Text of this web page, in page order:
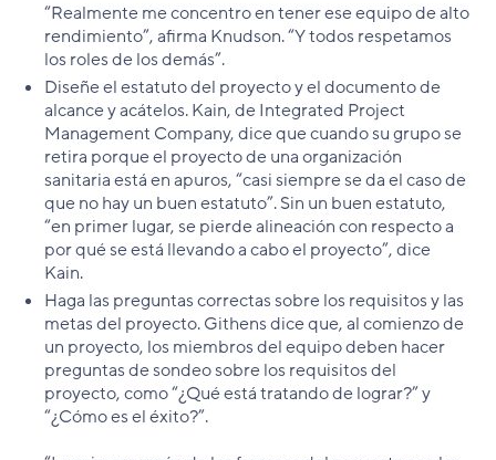
“Realmente me concentro en tener ese equipo de alto
rendimiento”, afirma Knudson. “Y todos respetamos
los roles de los demás”.
Diseñe el estatuto del proyecto y el documento de
alcance y acátelos. Kain, de Integrated Project
Management Company, dice que cuando su grupo se
retira porque el proyecto de una organización
sanitaria está en apuros, “casi siempre se da el caso de
que no hay un buen estatuto”. Sin un buen estatuto,
“en primer lugar, se pierde alineación con respecto a
por qué se está llevando a cabo el proyecto”, dice
Kain.
Haga las preguntas correctas sobre los requisitos y las
metas del proyecto. Githens dice que, al comienzo de
un proyecto, los miembros del equipo deben hacer
preguntas de sondeo sobre los requisitos del
proyecto, como “¿Qué está tratando de lograr?” y
“¿Cómo es el éxito?”.